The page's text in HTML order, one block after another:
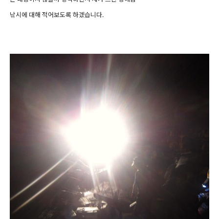
낚시에 대해 적어보도록 하겠습니다.